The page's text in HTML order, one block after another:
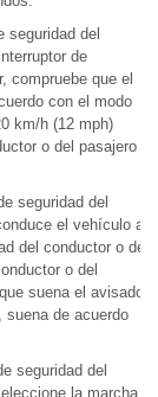
seguridad del
de
compruebe que el
con el modo
km/h (12 mph)
o del pasajero
seguridad del
el vehículo a
del conductor o del
o del
suena el avisador
de acuerdo
seguridad del
la marcha